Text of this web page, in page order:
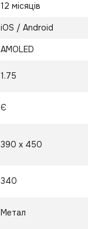
12 місяців
iOS / Android
AMOLED
1.75
Є
390 x 450
340
Метал